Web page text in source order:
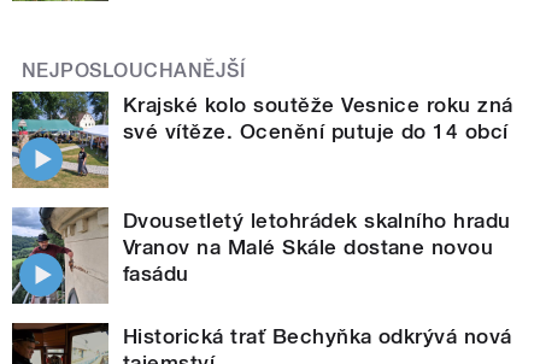
NEJPOSLOUCHANĚJŠÍ
Krajské kolo soutěže Vesnice roku zná
své vítěze. Ocenění putuje do 14 obcí
Dvousetletý letohrádek skalního hradu
Vranov na Malé Skále dostane novou
fasádu
Historická trať Bechyňka odkrývá nová